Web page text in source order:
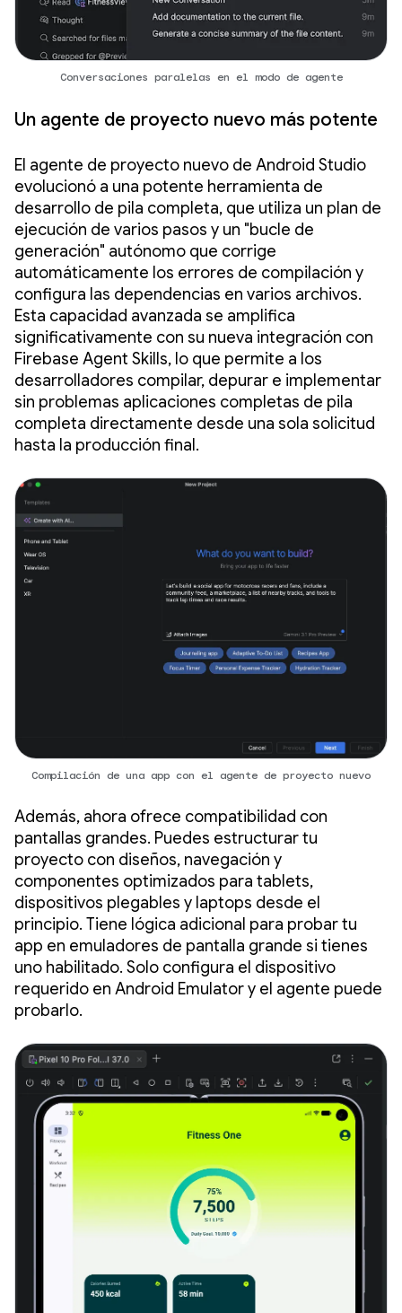
Conversaciones paralelas en el modo de agente
Un agente de proyecto nuevo más potente
El agente de proyecto nuevo de Android Studio
evolucionó a una potente herramienta de
desarrollo de pila completa, que utiliza un plan de
ejecución de varios pasos y un "bucle de
generación" autónomo que corrige
automáticamente los errores de compilación y
configura las dependencias en varios archivos.
Esta capacidad avanzada se amplifica
significativamente con su nueva integración con
Firebase Agent Skills, lo que permite a los
desarrolladores compilar, depurar e implementar
sin problemas aplicaciones completas de pila
completa directamente desde una sola solicitud
hasta la producción final.
Compilación de una app con el agente de proyecto nuevo
Además, ahora ofrece compatibilidad con
pantallas grandes. Puedes estructurar tu
proyecto con diseños, navegación y
componentes optimizados para tablets,
dispositivos plegables y laptops desde el
principio. Tiene lógica adicional para probar tu
app en emuladores de pantalla grande si tienes
uno habilitado. Solo configura el dispositivo
requerido en Android Emulator y el agente puede
probarlo.